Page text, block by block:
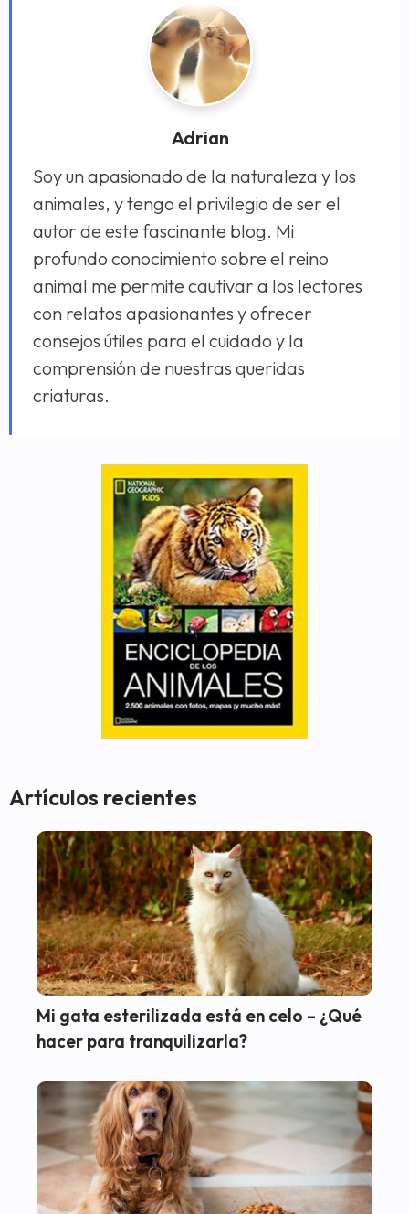
Adrian
Soy un apasionado de la naturaleza y los
animales, y tengo el privilegio de ser el
autor de este fascinante blog. Mi
profundo conocimiento sobre el reino
animal me permite cautivar a los lectores
con relatos apasionantes y ofrecer
consejos útiles para el cuidado y la
comprensión de nuestras queridas
criaturas.
Artículos recientes
Mi gata esterilizada está en celo – ¿Qué
hacer para tranquilizarla?